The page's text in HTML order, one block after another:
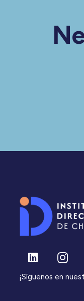
¡Síguenos en